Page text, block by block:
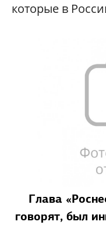
которые в
Глава
говорят, был